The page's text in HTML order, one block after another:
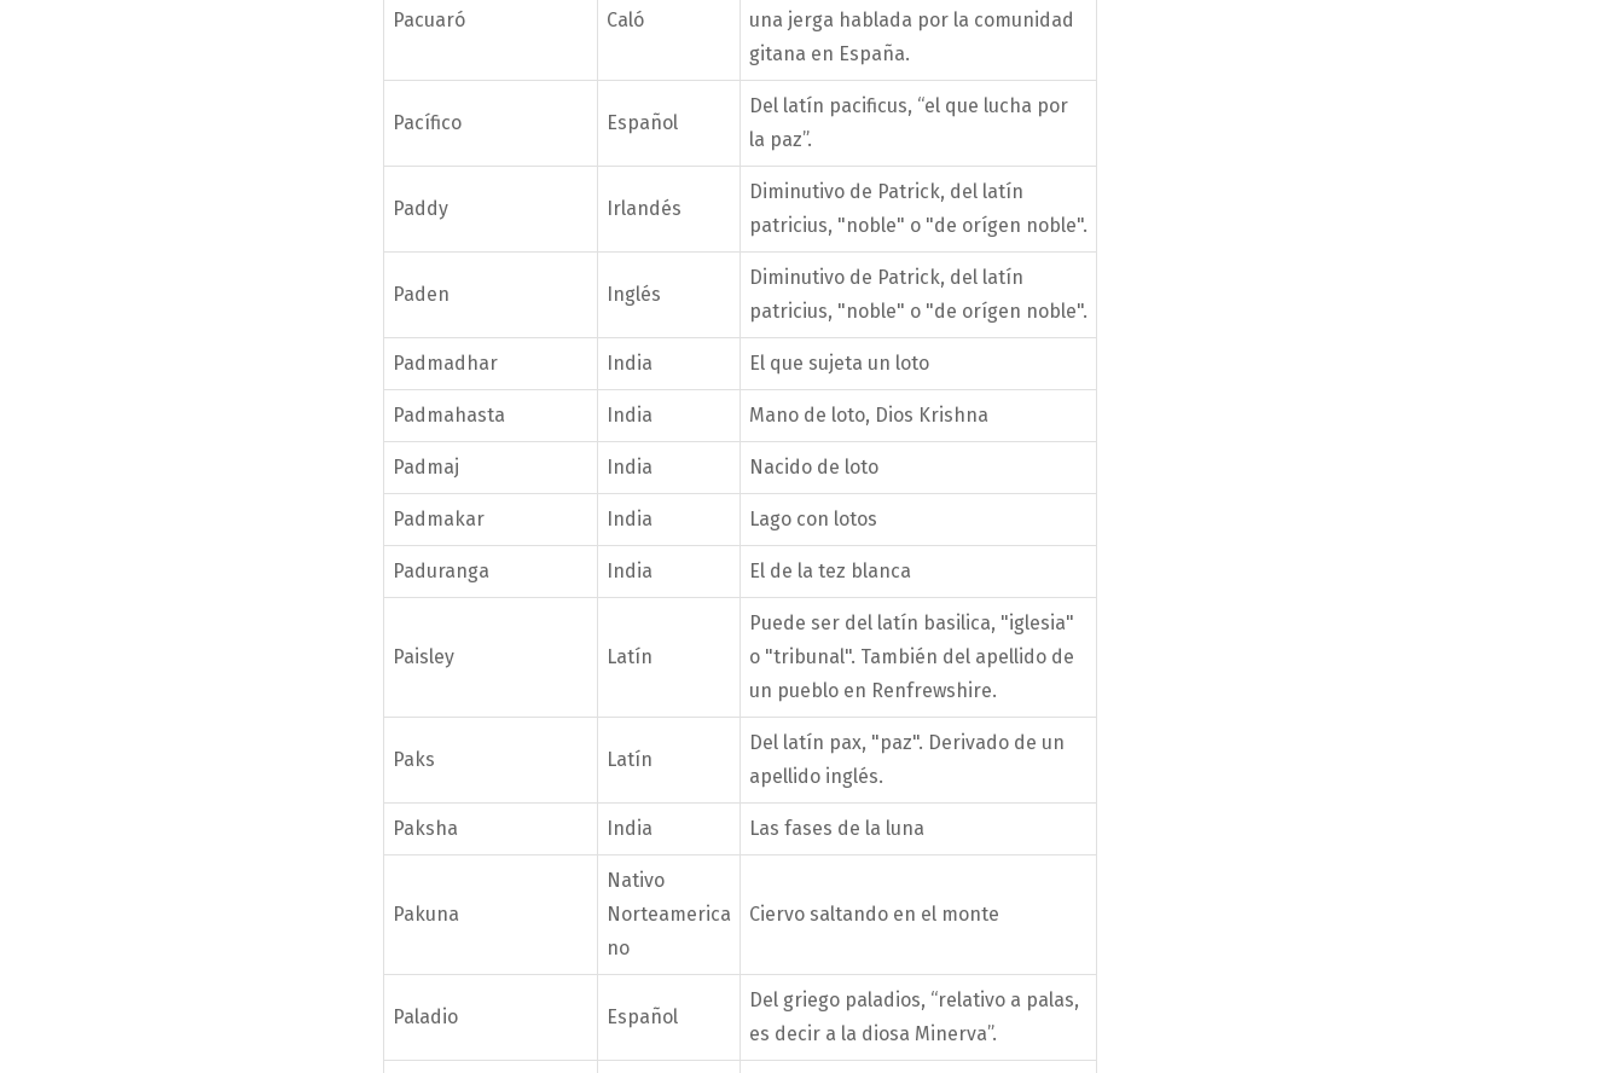
Pacuaró Caló
una jerga hablada por la comunidad
gitana en España.
Pacífico Español
Del latín pacificus, “el que lucha por
la paz”.
Paddy Irlandés
Diminutivo de Patrick, del latín
patricius, "noble" o "de orígen noble".
Paden Inglés
Diminutivo de Patrick, del latín
patricius, "noble" o "de orígen noble".
Padmadhar India El que sujeta un loto
Padmahasta India Mano de loto, Dios Krishna
Padmaj India Nacido de loto
Padmakar India Lago con lotos
Paduranga India El de la tez blanca
Paisley Latín
Puede ser del latín basilica, "iglesia"
o "tribunal". También del apellido de
un pueblo en Renfrewshire.
Paks Latín
Del latín pax, "paz". Derivado de un
apellido inglés.
Paksha India Las fases de la luna
Pakuna
Nativo
Norteamerica
no
Ciervo saltando en el monte
Paladio Español
Del griego paladios, “relativo a palas,
es decir a la diosa Minerva”.